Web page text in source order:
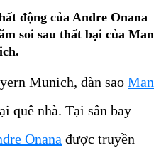
động của Andre Onana
soi sau thất bại của Man
Munich, dàn sao Man
quê nhà. Tại sân bay
Onana được truyền